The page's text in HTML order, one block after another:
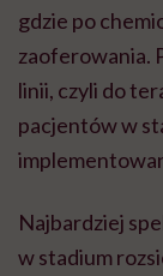
gdzie po
zaoferowania.
linii, czyli do
pacjentów w
Najbardziej
w stadium